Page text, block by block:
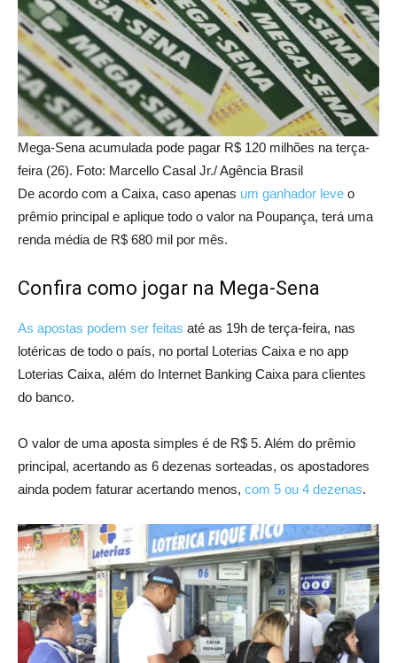
Mega-Sena acumulada pode pagar R$ 120 milhões na terça-
feira (26). Foto: Marcello Casal Jr./ Agência Brasil
De acordo com a Caixa, caso apenas um ganhador leve o
prêmio principal e aplique todo o valor na Poupança, terá uma
renda média de R$ 680 mil por mês.
Confira como jogar na Mega-Sena
As apostas podem ser feitas até as 19h de terça-feira, nas
lotéricas de todo o país, no portal Loterias Caixa e no app
Loterias Caixa, além do Internet Banking Caixa para clientes
do banco.
O valor de uma aposta simples é de R$ 5. Além do prêmio
principal, acertando as 6 dezenas sorteadas, os apostadores
ainda podem faturar acertando menos, com 5 ou 4 dezenas.